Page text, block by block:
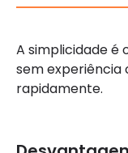
A simplicidade é
sem experiência
rapidamente.